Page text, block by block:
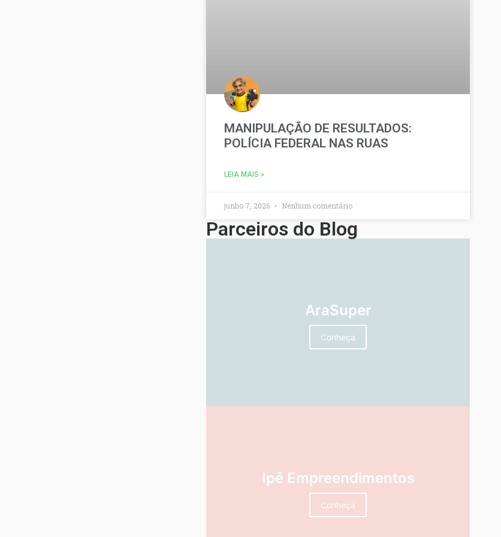
MANIPULAÇÃO DE RESULTADOS:
POLÍCIA FEDERAL NAS RUAS
LEIA MAIS »
junho 7, 2026 Nenhum comentário
Parceiros do Blog
AraSuper
Conheça
Ipê Empreendimentos
Conheça